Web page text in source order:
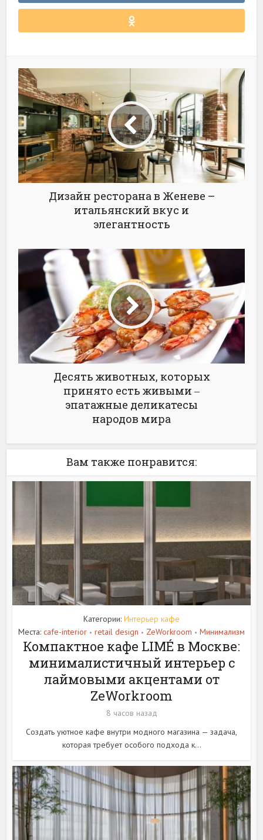
Дизайн ресторана в Женеве –
итальянский вкус и
элегантность
Десять животных, которых
принято есть живыми ‒
эпатажные деликатесы
народов мира
Вам также понравится:
Категории: Интерьер кафе
Места: cafe-interior • retail design • ZeWorkroom • Минимализм
Компактное кафе LIMÉ в Москве:
минималистичный интерьер с
лаймовыми акцентами от
ZeWorkroom
8 часов назад
Создать уютное кафе внутри модного магазина — задача,
которая требует особого подхода к...